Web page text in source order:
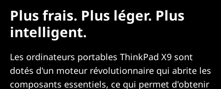
Plus frais. Plus léger. Plus
intelligent.
Les ordinateurs portables ThinkPad X9 sont
dotés d'un moteur révolutionnaire qui abrite les
composants essentiels, ce qui permet d'obtenir